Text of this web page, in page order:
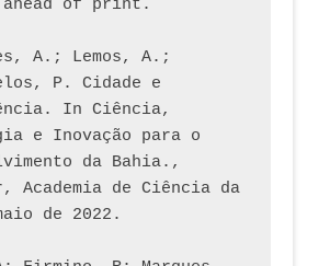
ahead of print.
A.; Lemos, A.;
P. Cidade e
In Ciência,
e Inovação para o
da Bahia.,
Academia de Ciência da
de 2022.